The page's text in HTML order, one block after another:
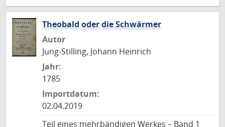
Theobald oder die Schwärmer
Autor
Jung-Stilling, Johann Heinrich
Jahr:
1785
Importdatum:
02.04.2019
Teil eines mehrbändigen Werkes – Band 1